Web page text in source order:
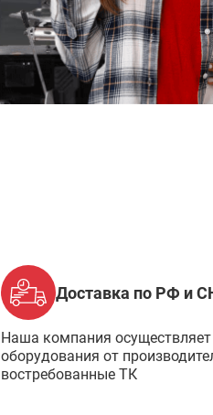
Доставка по РФ и
Наша компания
оборудования от
востребованные ТК